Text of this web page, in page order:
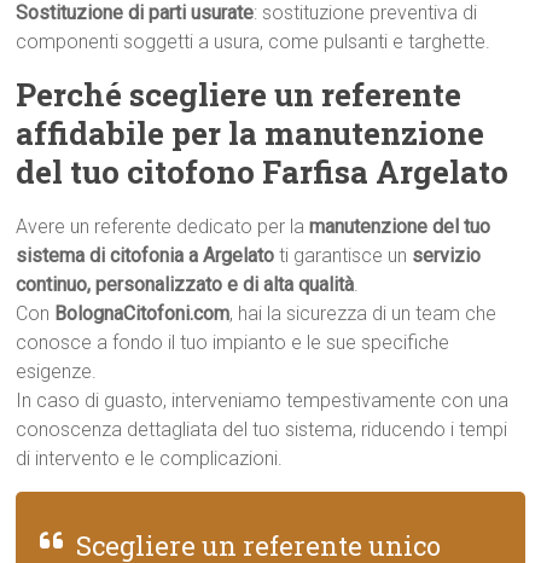
Sostituzione di parti usurate: sostituzione preventiva di
componenti soggetti a usura, come pulsanti e targhette.
Perché scegliere un referente
affidabile per la manutenzione
del tuo citofono Farfisa Argelato
Avere un referente dedicato per lamanutenzione del tuo
sistema di citofonia a Argelato ti garantisce un servizio
continuo, personalizzato e di alta qualità.
Con BolognaCitofoni.com, hai la sicurezza di un team che
conosce a fondo il tuo impianto e le sue specifiche
esigenze.
In caso di guasto, interveniamo tempestivamente con una
conoscenza dettagliata del tuo sistema, riducendo i tempi
di intervento e le complicazioni.
Scegliere un referente unico